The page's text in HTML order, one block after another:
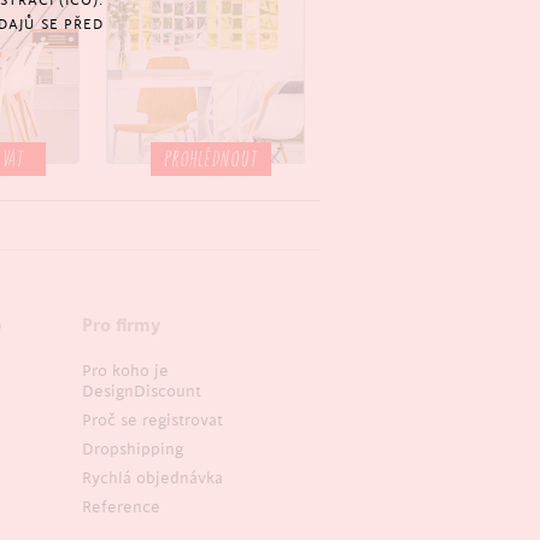
PROHLÉDNOUT
Pro koho je
DesignDiscount
Proč se registrovat
Dropshipping
Rychlá objednávka
Reference
SE PŘED